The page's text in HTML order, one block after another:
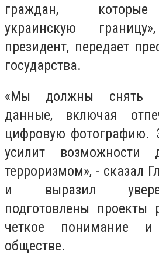
граждан, которые
украинскую
президент, передает
государства.
«Мы должны снять
данные, включая
цифровую фотографию.
усилит
терроризмом», - сказал
и выразил
подготовлены проекты
четкое понимание
обществе.